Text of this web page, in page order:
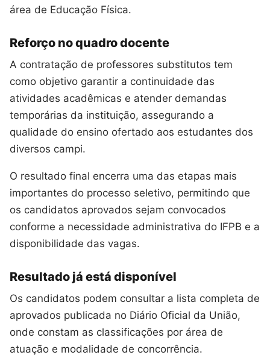
área de Educação Física.
Reforço no quadro docente
A contratação de professores substitutos tem
como objetivo garantir a continuidade das
atividades acadêmicas e atender demandas
temporárias da instituição, assegurando a
qualidade do ensino ofertado aos estudantes dos
diversos campi.
O resultado final encerra uma das etapas mais
importantes do processo seletivo, permitindo que
os candidatos aprovados sejam convocados
conforme a necessidade administrativa do IFPB e a
disponibilidade das vagas.
Resultado já está disponível
Os candidatos podem consultar a lista completa de
aprovados publicada no Diário Oficial da União,
onde constam as classificações por área de
atuação e modalidade de concorrência.